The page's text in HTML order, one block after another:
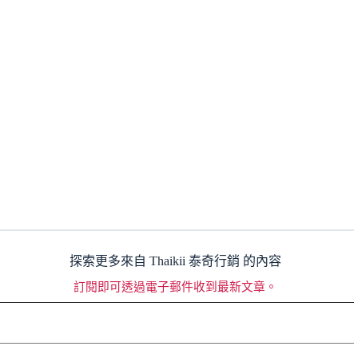
探索更多來自 Thaikii 泰奇行銷 的內容
訂閱即可透過電子郵件收到最新文章。